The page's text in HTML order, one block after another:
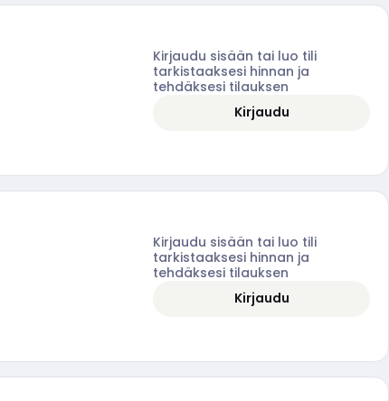
Kirjaudu sisään tai luo tili
tarkistaaksesi hinnan ja
tehdäksesi tilauksen
Kirjaudu
Kirjaudu sisään tai luo tili
tarkistaaksesi hinnan ja
tehdäksesi tilauksen
Kirjaudu